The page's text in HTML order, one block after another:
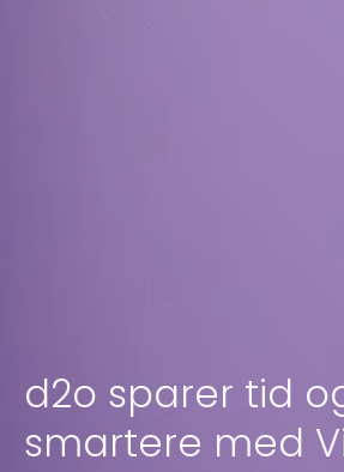
d2o sparer tid
smartere med